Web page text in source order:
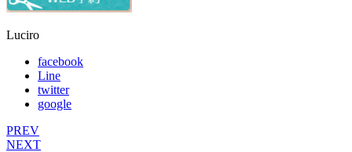
Luciro
facebook
Line
twitter
google
PREV
NEXT